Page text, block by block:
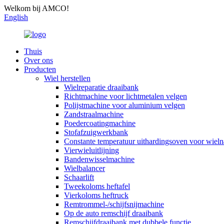
Welkom bij AMCO!
English
Thuis
Over ons
Producten
Wiel herstellen
Wielreparatie draaibank
Richtmachine voor lichtmetalen velgen
Polijstmachine voor aluminium velgen
Zandstraalmachine
Poedercoatingmachine
Stofafzuigwerkbank
Constante temperatuur uithardingsoven voor
Vierwieluitlijning
Bandenwisselmachine
Wielbalancer
Schaarlift
Tweekoloms heftafel
Vierkoloms heftruck
Remtrommel-/schijfsnijmachine
Op de auto remschijf draaibank
Remschijfdraaibank met dubbele functie